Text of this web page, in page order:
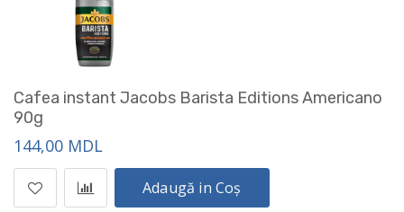
Cafea instant Jacobs Barista Editions Americano
90g
144,00 MDL
Adaugă in Coș